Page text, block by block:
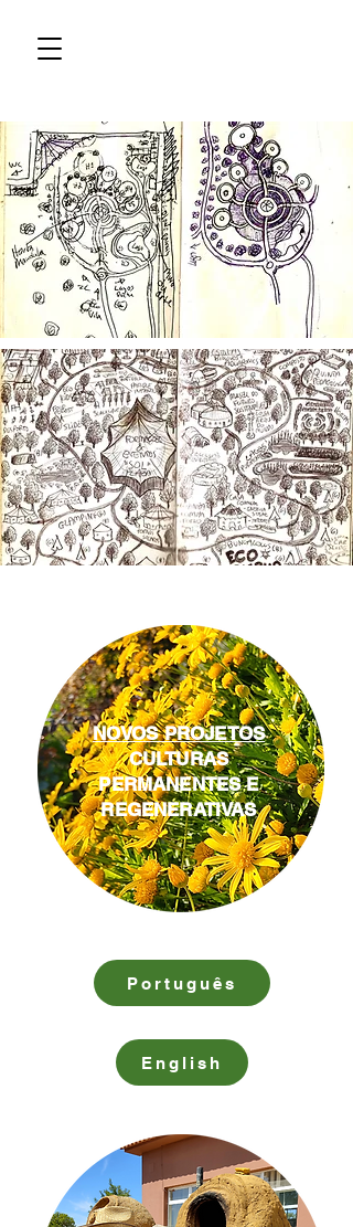
NOVOS PROJETOS
CULTURAS
PERMANENTES E
REGENERATIVAS
Português
English